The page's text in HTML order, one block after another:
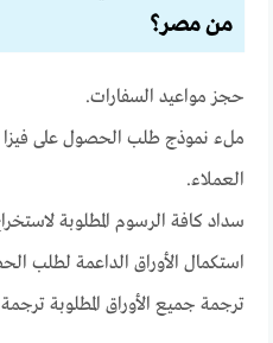
من مصر؟
حجز مواعيد السفارات.
ملء نموذج طلب الحصول على فيزا
العملاء.
سداد كافة الرسوم المطلوبة
استكمال الأوراق الداعمة لطلب
ترجمة جميع الأوراق المطلوبة